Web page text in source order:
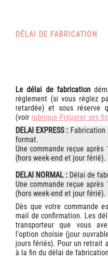
DÉLAI DE FABRICATION
Le délai de fabrication
règlement (si vous réglez
retardée) et sous réserve
(voir rubrique Préparer ses
DELAI EXPRESS :
format.
Une commande reçue
(hors week-end et jour férié).
DELAI NORMAL : Délai de
Une commande reçue
(hors week-end et jour férié).
Dès que votre commande
mail de confirmation. Les
transporteur que vous
l'option choisie (jour
jours fériés). Pour un retrait
à la fin du délai de